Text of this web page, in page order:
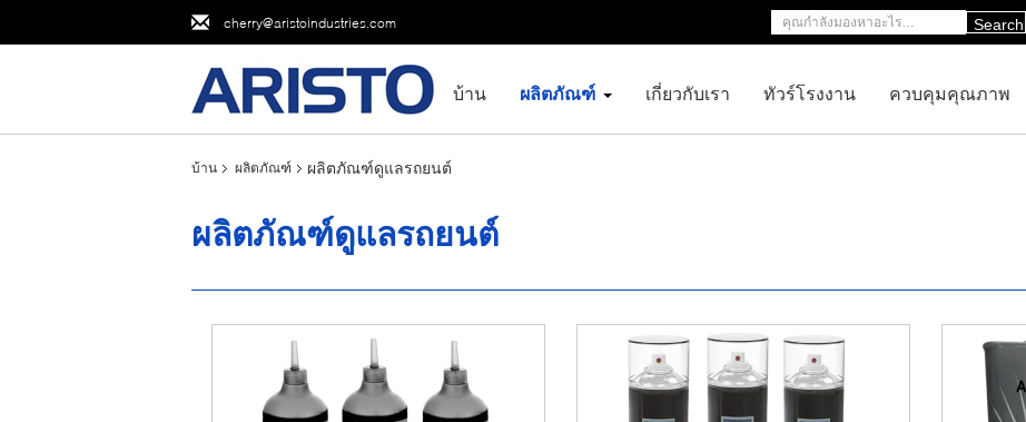
cherry@aristoindustries.com Search
บ้าน ผลิตภัณฑ์ เกี่ยวกับเรา ทัวร์โรงงาน ควบคุมคุณภาพ
บ้าน ผลิตภัณฑ์ ผลิตภัณฑ์ดูแลรถยนต์
ผลิตภัณฑ์ดูแลรถยนต์